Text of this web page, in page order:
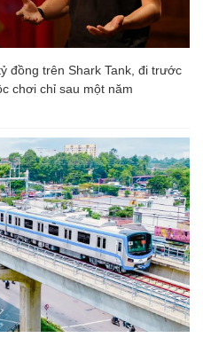
đồng trên Shark Tank, đi trước
chơi chỉ sau một năm